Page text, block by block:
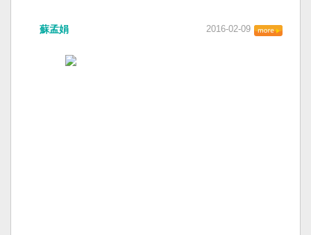
蘇孟娟 2016-02-09